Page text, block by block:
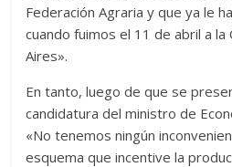
Federación Agraria y que ya le
cuando fuimos el 11 de abril a la
Aires».
En tanto, luego de que se
candidatura del ministro de
«No tenemos ningún
esquema que incentive la